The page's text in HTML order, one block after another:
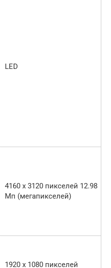
LED
4160 x 3120 пикселей 12.98
Мп (мегапикселей)
1920 x 1080 пикселей